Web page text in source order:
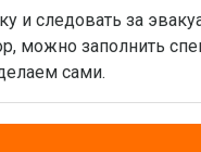
и следовать за
можно заполнить
сами.